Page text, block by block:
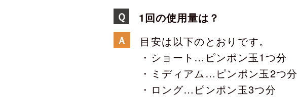
Ｑ
1回の使用量は？
Ａ
目安は以下のとおりです。
・ショート…ピンポン玉1つ分
・ミディアム…ピンポン玉2つ分
・ロング…ピンポン玉3つ分